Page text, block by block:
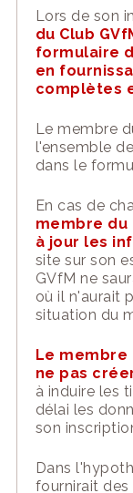
Lors de son
du Club
formulaire
en
complètes
Lemembre
l'ensemble
dansle
En cas de
membre du
à jour les inf
site sur son
GVfMne
où il n'aurait
situation du
Le membre
ne pas
à induire les
délai les
son
Dans
fournirait des